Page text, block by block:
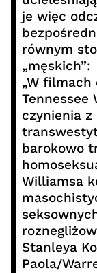
je więc
równym
„męskich”:
„W
Tennessee
czynienia
barokowo
Williamsa
Stanleya
Paola/